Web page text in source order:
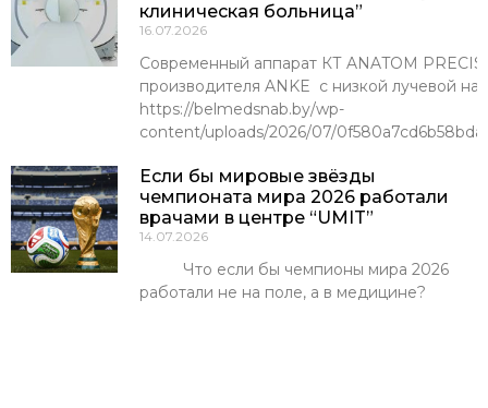
клиническая больница”
16.07.2026
Современный аппарат КТ ANATOM
производителя ANKE с низкой лучевой
https://belmedsnab.by/wp-
content/uploads/2026/07/
Если бы мировые звёзды
чемпионата мира 2026 работали
врачами в центре “UMIT”
14.07.2026
Что если бы чемпионы мира 2026
работали не на поле, а в медицине?